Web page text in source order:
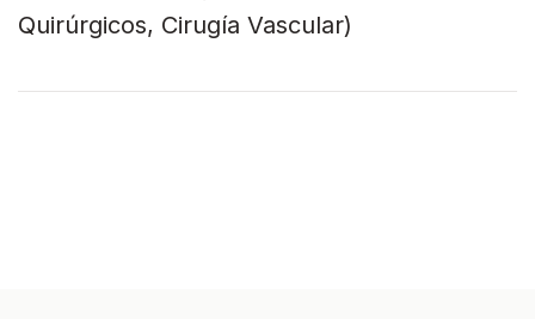
Quirúrgicos, Cirugía Vascular)